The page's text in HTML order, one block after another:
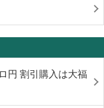
円 割引購入は大福